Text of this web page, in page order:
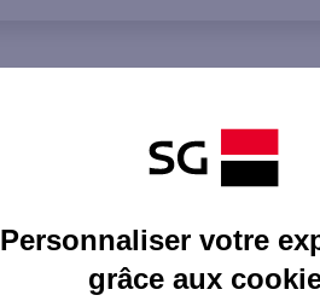
Présentation de l'agence
Personnaliser votre
grâce aux